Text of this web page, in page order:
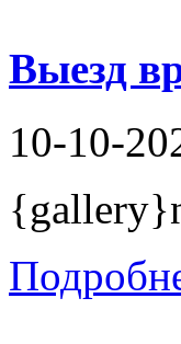
Выезд
10-10-